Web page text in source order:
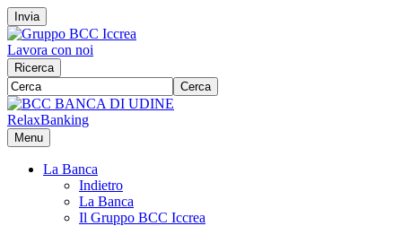
Invia
Lavora con noi
Ricerca
Cerca
RelaxBanking
Menu
La Banca
Indietro
La Banca
Il Gruppo BCC Iccrea